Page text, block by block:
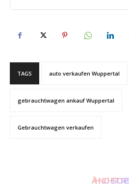
TAGS auto verkaufen Wuppertal
gebrauchtwagen ankauf Wuppertal
Gebrauchtwagen verkaufen
ÄHNLICHE STORIES